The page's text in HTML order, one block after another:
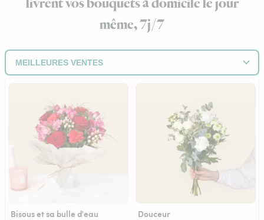
même, 7j/7
Bisous et sa bulle d'eau Douceur